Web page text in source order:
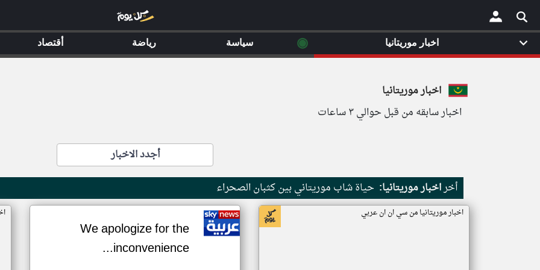
×
اخبار موريتانيا
اخبار سابقه من قبل حوالي ٣ ساعات
أجدد الاخبار
أخراخبار موريتانيا: حياة شاب موريتاني بين كثبان الصحراء
اخبار موريتانيا من سي ان ان عربي
We apologize for the
inconvenience...
اخبار موريتانيا ◉ سياسة رياضة أقتصاد